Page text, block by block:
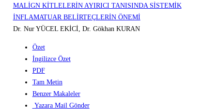
MALİGN KİTLELERİN AYIRICI TANISINDA SİSTEMİK
İNFLAMATUAR BELİRTEÇLERİN ÖNEMİ
Dr. Nur YÜCEL EKİCİ, Dr. Gökhan KURAN
Özet
İngilizce Özet
PDF
Tam Metin
Benzer Makaleler
Yazara Mail Gönder